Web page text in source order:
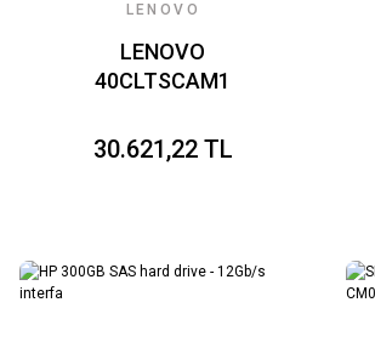
LENOVO
LENOVO
40CLTSCAM1
30.621,22 TL